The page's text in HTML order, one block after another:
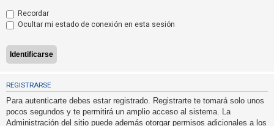
i
c
a
r
e
Recordar
Ocultar mi estado de conexión en esta sesión
REGISTRARSE
Para autenticarte debes estar registrado. Registrarte te tomará solo unos
pocos segundos y te permitirá un amplio acceso al sistema. La
Administración del sitio puede además otorgar permisos adicionales a los